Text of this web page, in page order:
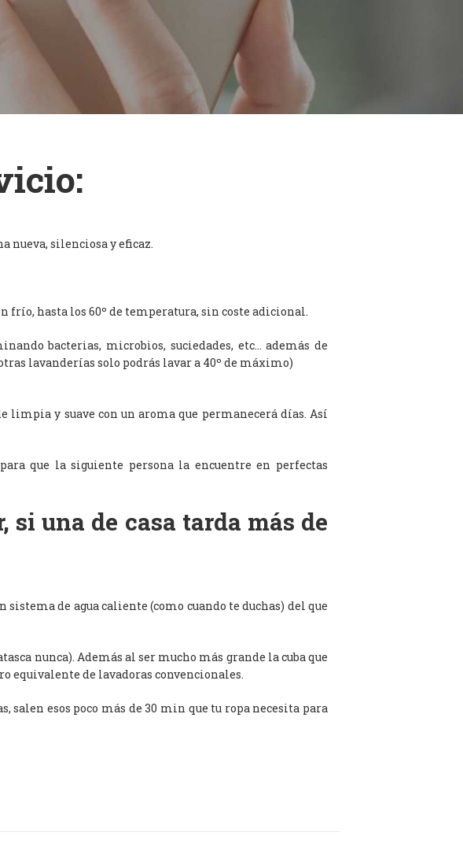
nueva, silenciosa y eficaz.
frío, hasta los 60º de temperatura, sin coste adicional.
bacterias, microbios, suciedades, etc… además de
lavanderías solo podrás lavar a 40º de máximo)
y suave con un aroma que permanecerá días. Así
que la siguiente persona la encuentre en perfectas
si una de casa tarda más de
de agua caliente (como cuando te duchas) del que
nunca). Además al ser mucho más grande la cuba que
equivalente de lavadoras convencionales.
salen esos poco más de 30 min que tu ropa necesita para